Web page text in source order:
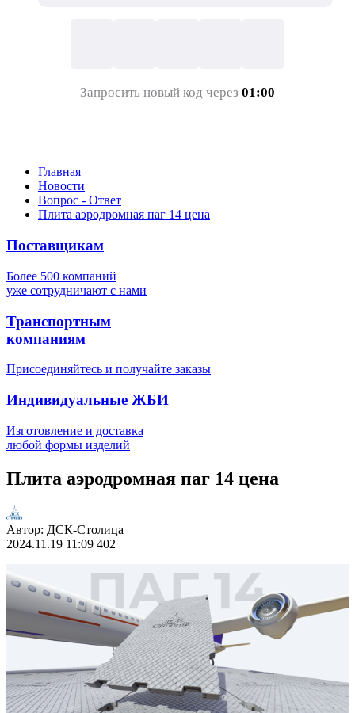
Запросить новый код через 01:00
Главная
Новости
Вопрос - Ответ
Плита аэродромная паг 14 цена
Поставщикам
Более 500 компаний
уже сотрудничают с нами
Транспортным
компаниям
Присоединяйтесь и получайте заказы
Индивидуальные ЖБИ
Изготовление и доставка
любой формы изделий
Плита аэродромная паг 14 цена
Автор: ДСК-Столица
2024.11.19 11:09 402